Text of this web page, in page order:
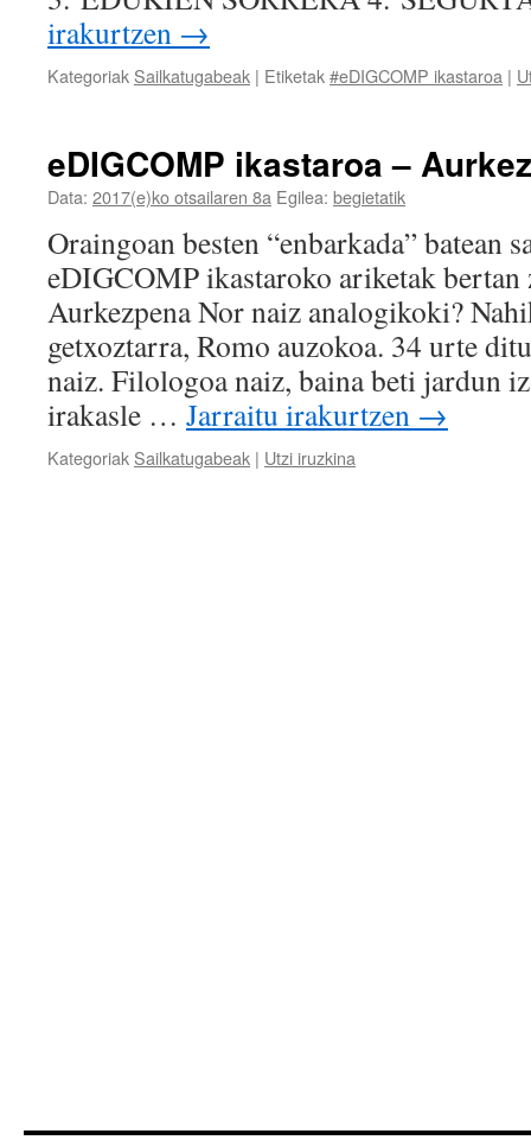
irakurtzen →
Kategoriak Sailkatugabeak | Etiketak#eDIGCOMP ikastaroa |
eDIGCOMP ikastaroa –
Data: 2017(e)ko otsailaren 8a Egilea: begietatik
Oraingoan besten “enbarkada” batean
eDIGCOMP ikastaroko ariketak
Aurkezpena Nor naiz analogikoki?
getxoztarra, Romo auzokoa. 34 urte
naiz. Filologoa naiz, baina beti jardun
irakasle … Jarraitu irakurtzen →
Kategoriak Sailkatugabeak | Utzi iruzkina